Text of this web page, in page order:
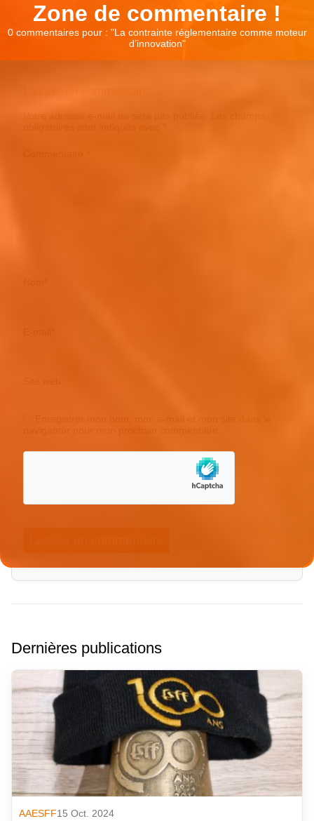
Zone de commentaire !
0 commentaires pour : "La contrainte réglementaire comme moteur
d’innovation"
Votre adresse e-mail ne sera pas publiée.
Dernières publications
AAESFF15 Oct. 2024